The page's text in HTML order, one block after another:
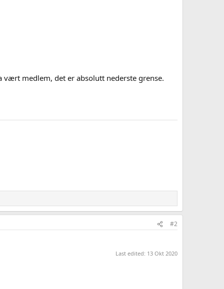
medlem, det er absolutt nederste grense.
#2
Last edited: 13 Okt 2020